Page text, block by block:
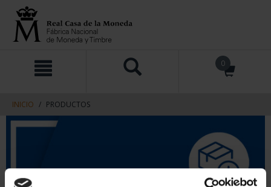
contenido
navegacin
0
INICIO PRODUCTOS